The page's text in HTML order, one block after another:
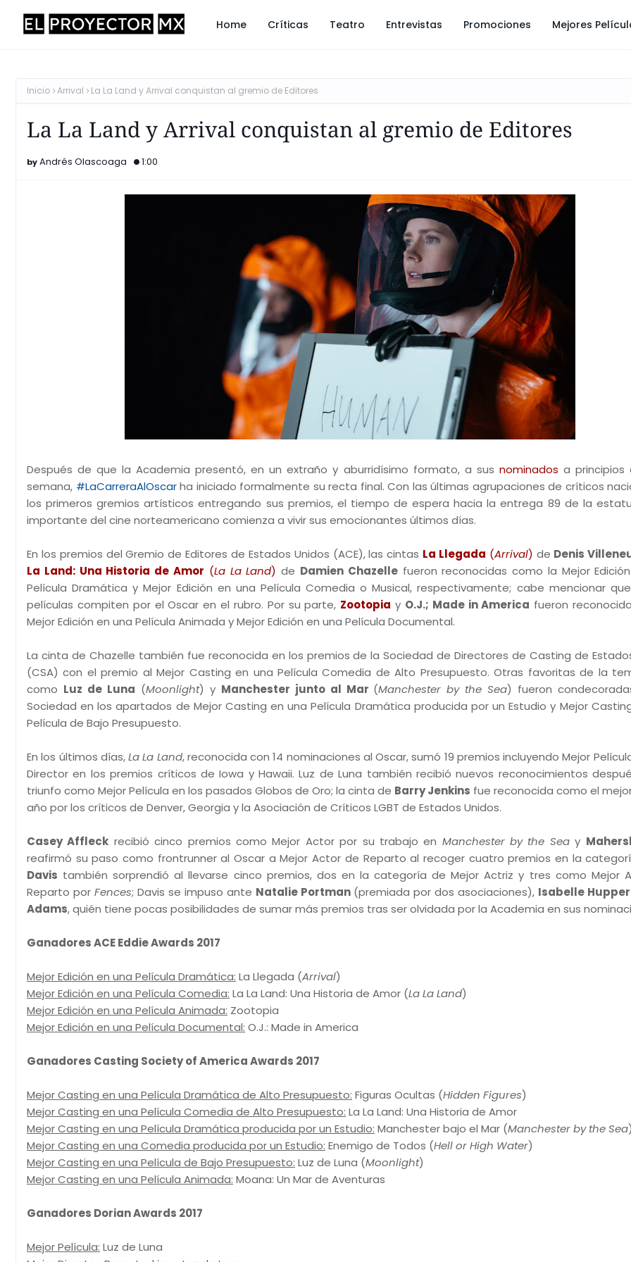
Home Críticas Teatro Entrevistas Promociones Mejores
Inicio Arrival La La Land y Arrival conquistan al gremio de Editores
La La Land y Arrival conquistan al gremio de Editores
Andrés Olascoaga 1:00
Después de que la Academia presentó, en un extraño y aburridísimo formato, a sus nominados a
semana, #LaCarreraAlOscarha iniciado formalmente su recta final. Con las últimas agrupaciones de críticos
los primeros gremios artísticos entregando sus premios, el tiempo de espera hacia la entrega 89 de la
importante del cine norteamericano comienza a vivir sus emocionantes últimos días.
En los premios del Gremio de Editores de Estados Unidos (ACE), las cintas La Llegada (Arrival) de Denis
La Land: Una Historia de Amor (La La Land) de Damien Chazellefueron reconocidas como la Mejor
Película Dramática y Mejor Edición en una Película Comedia o Musical, respectivamente; cabe mencionar
películas compiten por el Oscar en el rubro. Por su parte, Zootopia y O.J.; Made in America fueron
Mejor Edición en una Película Animada y Mejor Edición en una Película Documental.
La cinta de Chazelle también fue reconocida en los premios de la Sociedad de Directores de Casting de
(CSA) con el premio al Mejor Casting en una Película Comedia de Alto Presupuesto. Otras favoritas de la
como Luz de Luna (Moonlight) y Manchester junto al Mar (Manchester by the Sea) fueron
Sociedad en los apartados de Mejor Casting en una Película Dramática producida por un Estudio y Mejor
Película de Bajo Presupuesto.
En los últimos días,La La Land, reconocida con 14 nominaciones al Oscar, sumó 19 premios incluyendo Mejor
Director en los premios críticos de Iowa y Hawaii. Luz de Luna también recibió nuevos reconocimientos
triunfo como Mejor Película en los pasados Globos de Oro; la cinta de Barry Jenkins fue reconocida como el
año por los críticos de Denver, Georgia y la Asociación de Críticos LGBT de Estados Unidos.
Casey Affleck recibió cinco premios como Mejor Actor por su trabajo en Manchester by the Seay
reafirmó su paso como frontrunner al Oscar a Mejor Actor de Reparto al recoger cuatro premios en la
Davis también sorprendió al llevarse cinco premios, dos en la categoría de Mejor Actriz y tres como Mejor
Reparto por Fences; Davis se impuso ante Natalie Portman(premiada por dos asociaciones), Isabelle
Adams, quién tiene pocas posibilidades de sumar más premios tras ser olvidada por la Academia en sus
Ganadores ACE Eddie Awards 2017
Mejor Edición en una Película Dramática: La Llegada (Arrival)
Mejor Edición en una Película Comedia: La La Land: Una Historia de Amor (La La Land)
Mejor Edición en una Película Animada: Zootopia
Mejor Edición en una Película Documental: O.J.: Made in America
Ganadores Casting Society of America Awards 2017
Mejor Casting en una Película Dramática de Alto Presupuesto: Figuras Ocultas (Hidden Figures)
Mejor Casting en una Película Comedia de Alto Presupuesto: La La Land: Una Historia de Amor
Mejor Casting en una Película Dramática producida por un Estudio: Manchester bajo el Mar (Manchester by the Sea
Mejor Casting en una Comedia producida por un Estudio: Enemigo de Todos (Hell or High Water)
Mejor Casting en una Película de Bajo Presupuesto: Luz de Luna (Moonlight)
Mejor Casting en una Película Animada: Moana: Un Mar de Aventuras
Ganadores Dorian Awards 2017
Mejor Película: Luz de Luna